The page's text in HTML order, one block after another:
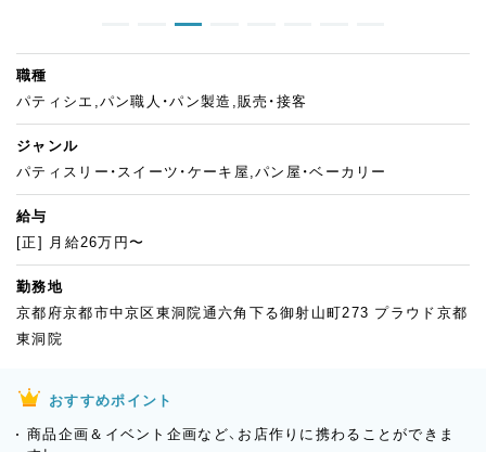
職種
パティシエ,パン職人・パン製造,販売・接客
ジャンル
パティスリー・スイーツ・ケーキ屋,パン屋・ベーカリー
給与
[正] 月給26万円〜
勤務地
京都府京都市中京区東洞院通六角下る御射山町273 プラウド京都
東洞院
おすすめポイント
商品企画＆イベント企画など、お店作りに携わることができま